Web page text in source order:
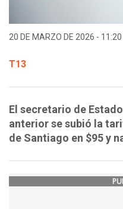
20 DE MARZO DE 2026 - 11:20
T13
El secretario de
anterior se subió la
de Santiago en $95 y